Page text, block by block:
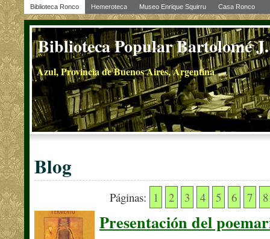
Biblioteca Ronco Hemeroteca Museo Enrique Squirru Casa Ronco
Biblioteca Popular Bartolomé
Azul, Provincia de Buenos Aires, Argentina
Blog
Páginas: 1 2 3 4 5 6 7 8
Presentación del